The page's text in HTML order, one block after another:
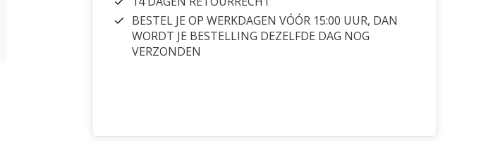
BESTEL JE OP WERKDAGEN VÓÓR 15:00 UUR, DAN
WORDT JE BESTELLING DEZELFDE DAG NOG
VERZONDEN